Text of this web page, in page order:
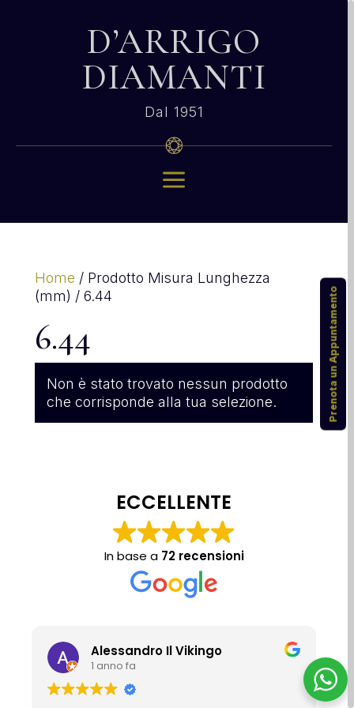
D’ARRIGO
DIAMANTI
Dal 1951
a
Home / Prodotto Misura Lunghezza
(mm) / 6.44
6.44
Non è stato trovato nessun prodotto
che corrisponde alla tua selezione.
ECCELLENTE
In base a 72 recensioni
Alessandro Il Vikingo
1 anno fa
Prenota un Appuntamento